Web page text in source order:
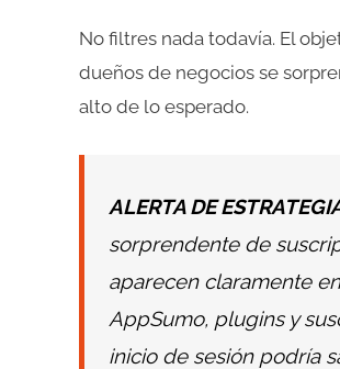
No filtres nada todavía. El
dueños de negocios se
alto de lo esperado.
ALERTA DE
sorprendente de
aparecen claramente
AppSumo, plugins y
inicio de sesión podría